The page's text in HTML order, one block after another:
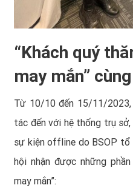
“Khách quý
may mắn”
Từ 10/10 đến 15/11/
tác đến với hệ thống trụ
sự kiện offline do BSOP
hội nhận được những
may mắn”: